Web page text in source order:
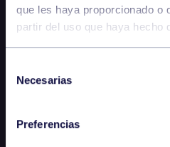
que les haya proporcionado o
partir del uso que haya hecho
Necesarias
Preferencias